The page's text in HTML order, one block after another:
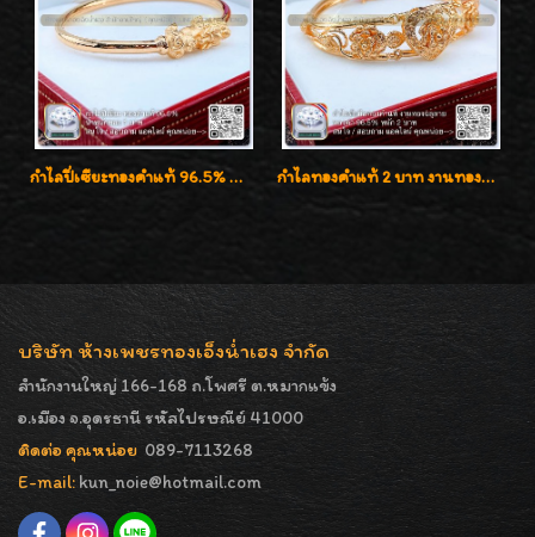
กำไลปี่เซียะทองคำแท้ 96.5% น้ำหนัก 1 บาท เสริมโชคลาภ กำไลทองคำแท้ 2 บาท งานทองฉลุลาย ดีไซน์หรูหรา สวยคลาสสิค
บริษัท ห้างเพชรทองเอ็งน่ำเฮง จำกัด
สำนักงานใหญ่ 166-168 ถ.โพศรี ต.หมากแข้ง
อ.เมือง จ.อุดรธานี รหัสไปรษณีย์ 41000
ติดต่อ คุณหน่อย 089-7113268
E-mail: kun_noie@hotmail.com